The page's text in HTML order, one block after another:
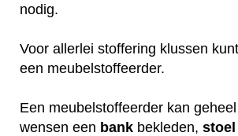
nodig.
Voor allerlei stoffering klussen
een meubelstoffeerder.
Een meubelstoffeerder kan
wensen een bank bekleden, stoel